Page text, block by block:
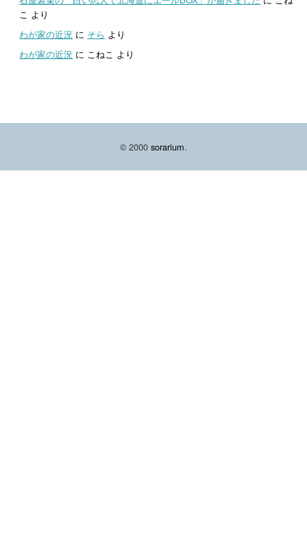
こ より
わが家の近況 に そら より
わが家の近況 に こねこ より
© 2000 sorarium.